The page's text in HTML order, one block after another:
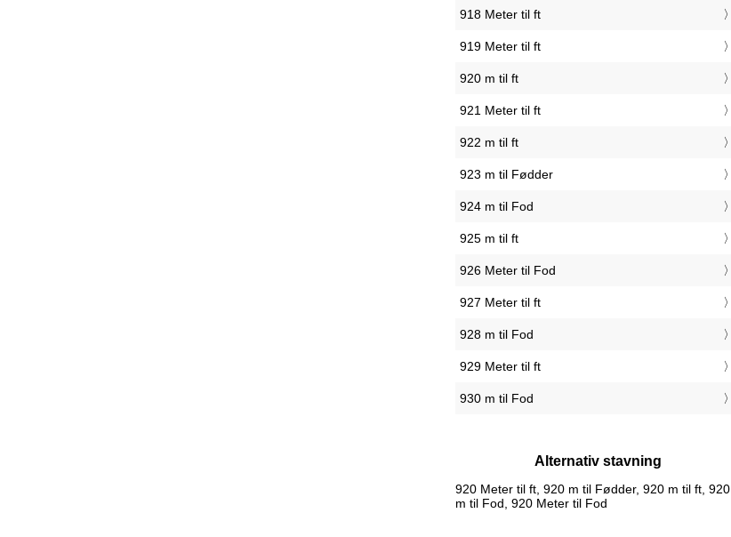
918 Meter til ft
919 Meter til ft
920 m til ft
921 Meter til ft
922 m til ft
923 m til Fødder
924 m til Fod
925 m til ft
926 Meter til Fod
927 Meter til ft
928 m til Fod
929 Meter til ft
930 m til Fod
Alternativ stavning
920 Meter til ft, 920 m til Fødder, 920 m til ft, 920
m til Fod, 920 Meter til Fod